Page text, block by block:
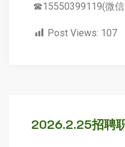
☎15550399119(微
Post Views: 107
2026.2.25招聘